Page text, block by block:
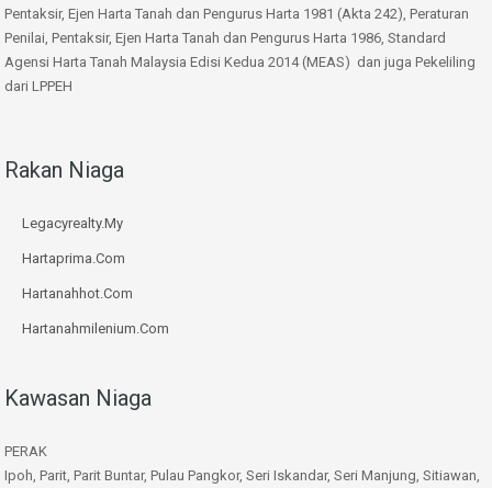
Pentaksir, Ejen Harta Tanah dan Pengurus Harta 1981 (Akta 242), Peraturan
Penilai, Pentaksir, Ejen Harta Tanah dan Pengurus Harta 1986, Standard
Agensi Harta Tanah Malaysia Edisi Kedua 2014 (MEAS) dan juga Pekeliling
dari LPPEH
Rakan Niaga
Legacyrealty.My
Hartaprima.Com
Hartanahhot.Com
Hartanahmilenium.Com
Kawasan Niaga
PERAK
Ipoh, Parit, Parit Buntar, Pulau Pangkor, Seri Iskandar, Seri Manjung, Sitiawan,